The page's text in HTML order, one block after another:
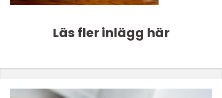
Läs fler inlägg här